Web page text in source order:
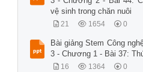
vệ sinh trong chăn nuôi
21 1654 0
Bài giảng Stem Công
3 - Chương 1 - Bài 37:
16 1364 0